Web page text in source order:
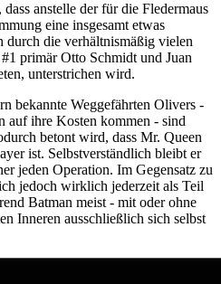
anstelle der für die Fledermaus
eine insgesamt etwas
durch die verhältnismäßig vielen
primär Otto Schmidt und Juan
unterstrichen wird.
bekannte Weggefährten Olivers -
auf ihre Kosten kommen - sind
betont wird, dass Mr. Queen
ist. Selbstverständlich bleibt er
jeden Operation. Im Gegensatz zu
jedoch wirklich jederzeit als Teil
Batman meist - mit oder ohne
Inneren ausschließlich sich selbst